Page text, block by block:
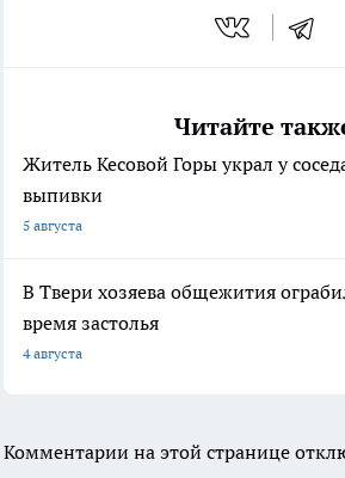
Читайте
Житель Кесовой Горы украл у
выпивки
5 августа
В Твери хозяева общежития
время застолья
4 августа
Комментарии на этой странице